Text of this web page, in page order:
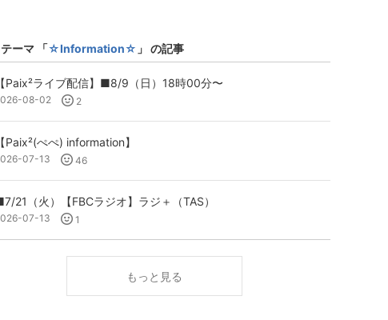
ーマ 「☆Information☆ 」 の記事
【Paix²ライブ配信】■8/9（日）18時00分〜
08-02 2
【Paix²(ぺぺ) information】
07-13 46
21（火）【FBCラジオ】ラジ＋（TAS）
07-13 1
もっと見る